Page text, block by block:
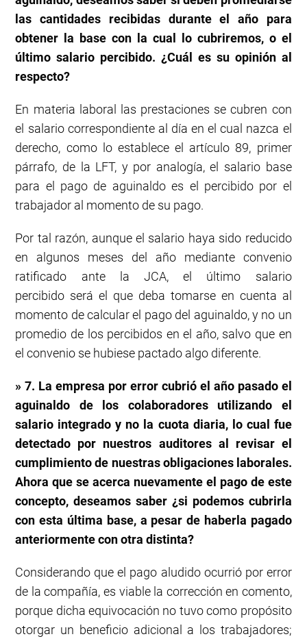
las cantidades recibidas durante el año para
obtener la base con la cual lo cubriremos, o el
último salario percibido. ¿Cuál es su opinión al
respecto?
En materia laboral las prestaciones se cubren con
el salario correspondiente al día en el cual nazca el
derecho, como lo establece el artículo 89, primer
párrafo, de la LFT, y por analogía, el salario base
para el pago de aguinaldo es el percibido por el
trabajador al momento de su pago.
Por tal razón, aunque el salario haya sido reducido
en algunos meses del año mediante convenio
ratificado ante la JCA, el último salario
percibido será el que deba tomarse en cuenta al
momento de calcular el pago del aguinaldo, y no un
promedio de los percibidos en el año, salvo que en
el convenio se hubiese pactado algo diferente.
» 7. La empresa por error cubrió el año pasado el
aguinaldo de los colaboradores utilizando el
salario integrado y no la cuota diaria, lo cual fue
detectado por nuestros auditores al revisar el
cumplimiento de nuestras obligaciones laborales.
Ahora que se acerca nuevamente el pago de este
concepto, deseamos saber ¿si podemos cubrirla
con esta última base, a pesar de haberla pagado
anteriormente con otra distinta?
Considerando que el pago aludido ocurrió por error
de la compañía, es viable la corrección en comento,
porque dicha equivocación no tuvo como propósito
otorgar un beneficio adicional a los trabajadores;